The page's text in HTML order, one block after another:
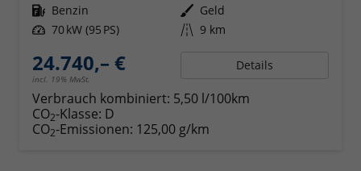
Kraftstoff Benzin Außenfarbe Geld
Leistung 70 kW (95 PS) Kilometerstand 9 km
24.740,– €
incl. 19% MwSt.
Details
Verbrauch kombiniert: 5,50 l/100km
CO2-Klasse: D
CO2-Emissionen: 125,00 g/km